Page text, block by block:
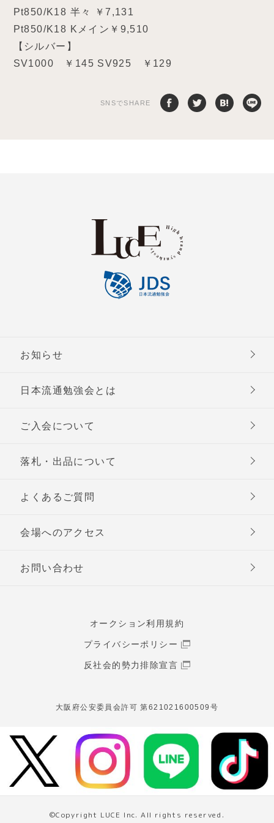
Pt850/K18 半々 ￥7,131
Pt850/K18 Kメイン￥9,510
【シルバー】
SV1000 ￥145 SV925 ￥129
SNSでSHARE
お知らせ
日本流通勉強会とは
ご入会について
落札・出品について
よくあるご質問
会場へのアクセス
お問い合わせ
オークション利用規約
プライバシーポリシー
反社会的勢力排除宣言
大阪府公安委員会許可 第621021600509号
©Copyright LUCE Inc. All rights reserved.